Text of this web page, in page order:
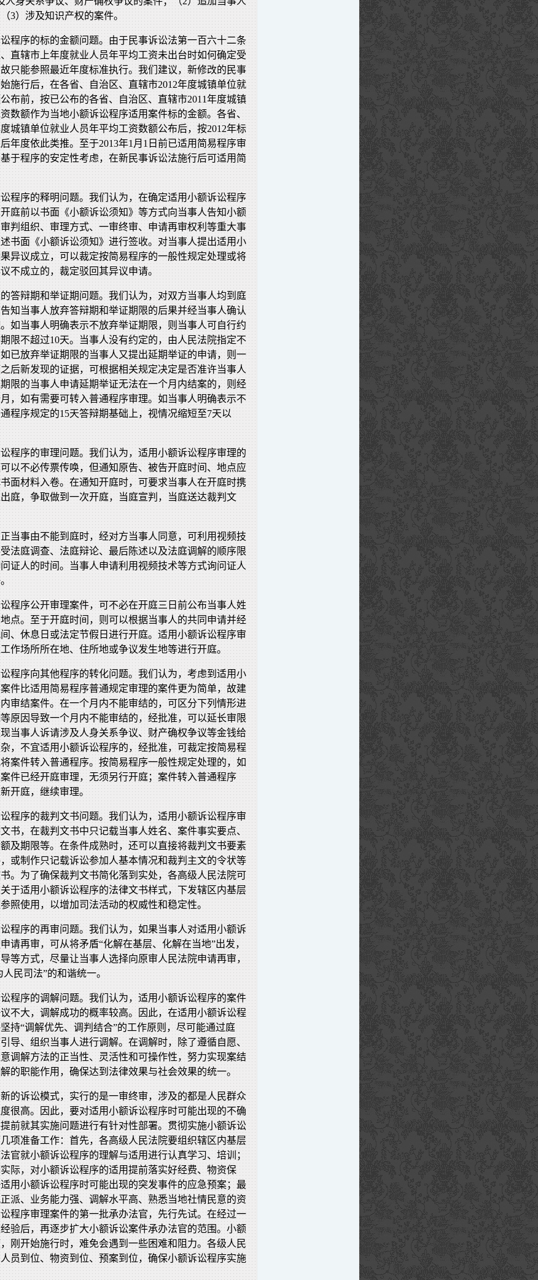
3）涉及知识产权的案件。
程序的标的金额问题。由于民事诉讼法第一百六十二条
直辖市上年度就业人员年平均工资未出台时如何确定受
只能参照最近年度标准执行。我们建议，新修改的民事
施行后，在各省、自治区、直辖市2012年度城镇单位就
布前，按已公布的各省、自治区、直辖市2011年度城镇
数额作为当地小额诉讼程序适用案件标的金额。各省、
城镇单位就业人员年平均工资数额公布后，按2012年标
年度依此类推。至于2013年1月1日前已适用简易程序审
于程序的安定性考虑，在新民事诉讼法施行后可适用简
程序的释明问题。我们认为，在确定适用小额诉讼程序
庭前以书面《小额诉讼须知》等方式向当事人告知小额
判组织、审理方式、一审终审、申请再审权利等重大事
书面《小额诉讼须知》进行签收。对当事人提出适用小
异议成立，可以裁定按简易程序的一般性规定处理或将
不成立的，裁定驳回其异议申请。
答辩期和举证期问题。我们认为，对双方当事人均到庭
知当事人放弃答辩期和举证期限的后果并经当事人确认
如当事人明确表示不放弃举证期限，则当事人可自行约
限不超过10天。当事人没有约定的，由人民法院指定不
已放弃举证期限的当事人又提出延期举证的申请，则一
后新发现的证据，可根据相关规定决定是否准许当事人
限的当事人申请延期举证无法在一个月内结案的，则经
，如有需要可转入普通程序审理。如当事人明确表示不
程序规定的15天答辩期基础上，视情况缩短至7天以
程序的审理问题。我们认为，适用小额诉讼程序审理的
以不必传票传唤，但通知原告、被告开庭时间、地点应
面材料入卷。在通知开庭时，可要求当事人在开庭时携
庭，争取做到一次开庭，当庭宣判，当庭送达裁判文
当事由不能到庭时，经对方当事人同意，可利用视频技
法庭调查、法庭辩论、最后陈述以及法庭调解的顺序限
证人的时间。当事人申请利用视频技术等方式询问证人
程序公开审理案件，可不必在开庭三日前公布当事人姓
点。至于开庭时间，则可以根据当事人的共同申请并经
、休息日或法定节假日进行开庭。适用小额诉讼程序审
作场所所在地、住所地或争议发生地等进行开庭。
程序向其他程序的转化问题。我们认为，考虑到适用小
件比适用简易程序普通规定审理的案件更为简单，故建
审结案件。在一个月内不能审结的，可区分下列情形进
原因导致一个月内不能审结的，经批准，可以延长审限
当事人诉请涉及人身关系争议、财产确权争议等金钱给
，不宜适用小额诉讼程序的，经批准，可裁定按简易程
案件转入普通程序。按简易程序一般性规定处理的，如
件已经开庭审理，无须另行开庭；案件转入普通程序
开庭，继续审理。
程序的裁判文书问题。我们认为，适用小额诉讼程序审
书，在裁判文书中只记载当事人姓名、案件事实要点、
及期限等。在条件成熟时，还可以直接将裁判文书要素
或制作只记载诉讼参加人基本情况和裁判主文的令状等
。为了确保裁判文书简化落到实处，各高级人民法院可
于适用小额诉讼程序的法律文书样式，下发辖区内基层
照使用，以增加司法活动的权威性和稳定性。
程序的再审问题。我们认为，如果当事人对适用小额诉
请再审，可从将矛盾“化解在基层、化解在当地”出发，
等方式，尽量让当事人选择向原审人民法院申请再审，
人民司法”的和谐统一。
程序的调解问题。我们认为，适用小额诉讼程序的案件
不大，调解成功的概率较高。因此，在适用小额诉讼程
持“调解优先、调判结合”的工作原则，尽可能通过庭
导、组织当事人进行调解。在调解时，除了遵循自愿、
调解方法的正当性、灵活性和可操作性，努力实现案结
的职能作用，确保达到法律效果与社会效果的统一。
的诉讼模式，实行的是一审终审，涉及的都是人民群众
很高。因此，要对适用小额诉讼程序时可能出现的不确
前就其实施问题进行有针对性部署。贯彻实施小额诉讼
项准备工作：首先，各高级人民法院要组织辖区内基层
官就小额诉讼程序的理解与适用进行认真学习、培训；
际，对小额诉讼程序的适用提前落实好经费、物资保
用小额诉讼程序时可能出现的突发事件的应急预案；最
派、业务能力强、调解水平高、熟悉当地社情民意的资
程序审理案件的第一批承办法官，先行先试。在经过一
验后，再逐步扩大小额诉讼案件承办法官的范围。小额
刚开始施行时，难免会遇到一些困难和阻力。各级人民
员到位、物资到位、预案到位，确保小额诉讼程序实施